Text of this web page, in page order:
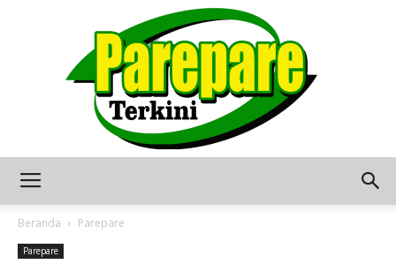
Beranda Parepare
Parepare